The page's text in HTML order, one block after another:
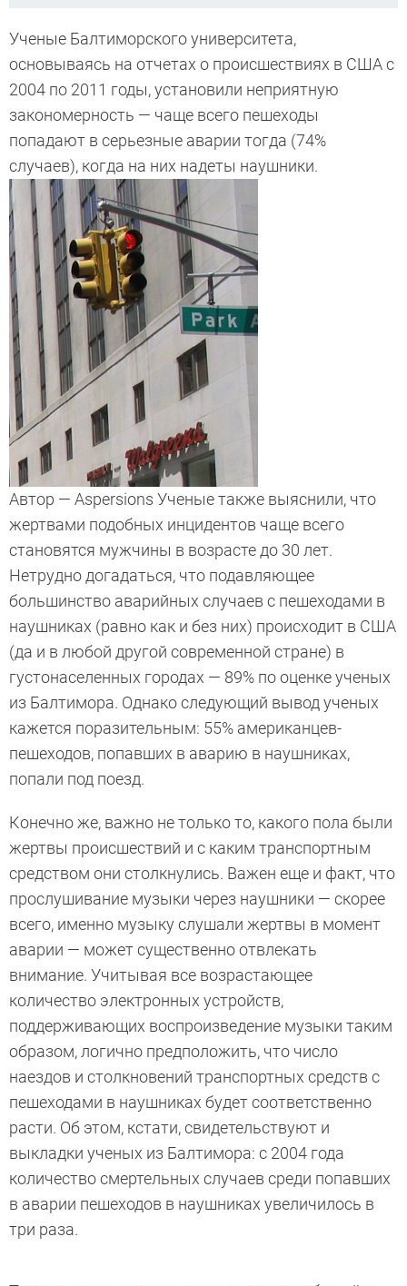
Ученые Балтиморского университета,
основываясь на отчетах о происшествиях в США с
2004 по 2011 годы, установили неприятную
закономерность — чаще всего пешеходы
попадают в серьезные аварии тогда (74%
случаев), когда на них надеты наушники.
Автор — Aspersions Ученые также выяснили, что
жертвами подобных инцидентов чаще всего
становятся мужчины в возрасте до 30 лет.
Нетрудно догадаться, что подавляющее
большинство аварийных случаев с пешеходами в
наушниках (равно как и без них) происходит в США
(да и в любой другой современной стране) в
густонаселенных городах — 89% по оценке ученых
из Балтимора. Однако следующий вывод ученых
кажется поразительным: 55% американцев-
пешеходов, попавших в аварию в наушниках,
попали под поезд.
Конечно же, важно не только то, какого пола были
жертвы происшествий и с каким транспортным
средством они столкнулись. Важен еще и факт, что
прослушивание музыки через наушники — скорее
всего, именно музыку слушали жертвы в момент
аварии — может существенно отвлекать
внимание. Учитывая все возрастающее
количество электронных устройств,
поддерживающих воспроизведение музыки таким
образом, логично предположить, что число
наездов и столкновений транспортных средств с
пешеходами в наушниках будет соответственно
расти. Об этом, кстати, свидетельствуют и
выкладки ученых из Балтимора: с 2004 года
количество смертельных случаев среди попавших
в аварии пешеходов в наушниках увеличилось в
три раза.